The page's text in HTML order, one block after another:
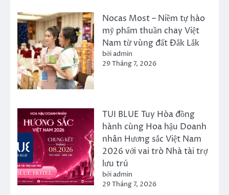
Nocas Most – Niềm tự hào
mỹ phẩm thuần chay Việt
Nam từ vùng đất Đắk Lắk
bởi admin
29 Tháng 7, 2026
TUI BLUE Tuy Hòa đồng
hành cùng Hoa hậu Doanh
nhân Hương sắc Việt Nam
2026 với vai trò Nhà tài trợ
lưu trú
bởi admin
29 Tháng 7, 2026